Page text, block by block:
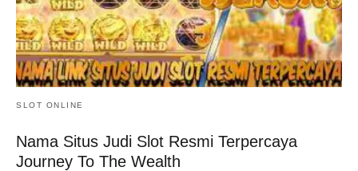
SLOT ONLINE
Nama Situs Judi Slot Resmi Terpercaya
Journey To The Wealth